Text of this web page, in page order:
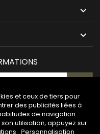


et ceux de tiers pour
des publicités liées à
de navigation.
utilisation, appuyez sur
Personnalisation